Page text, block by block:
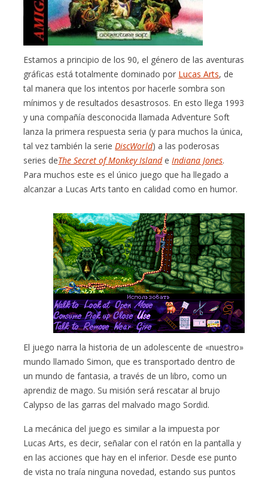
Estamos a principio de los 90, el género de las aventuras
gráficas está totalmente dominado por Lucas Arts, de
tal manera que los intentos por hacerle sombra son
mínimos y de resultados desastrosos. En esto llega 1993
y una compañía desconocida llamada Adventure Soft
lanza la primera respuesta seria (y para muchos la única,
tal vez también la serie DiscWorld) a las poderosas
series deThe Secret of Monkey Island e Indiana Jones.
Para muchos este es el único juego que ha llegado a
alcanzar a Lucas Arts tanto en calidad como en humor.
El juego narra la historia de un adolescente de «nuestro»
mundo llamado Simon, que es transportado dentro de
un mundo de fantasia, a través de un libro, como un
aprendiz de mago. Su misión será rescatar al brujo
Calypso de las garras del malvado mago Sordid.
La mecánica del juego es similar a la impuesta por
Lucas Arts, es decir, señalar con el ratón en la pantalla y
en las acciones que hay en el inferior. Desde ese punto
de vista no traía ninguna novedad, estando sus puntos